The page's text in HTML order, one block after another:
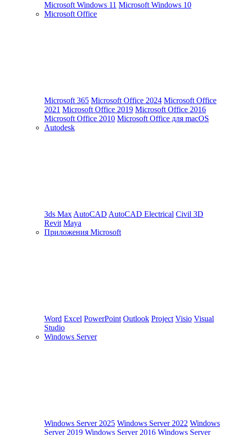
Microsoft Windows 11 Microsoft Windows 10
Microsoft Office
Microsoft 365 Microsoft Office 2024 Microsoft Office
2021 Microsoft Office 2019 Microsoft Office 2016
Microsoft Office 2010 Microsoft Office для macOS
Autodesk
3ds Max AutoCAD AutoCAD Electrical Civil 3D
Revit Maya
Приложения Microsoft
Word Excel PowerPoint Outlook Project Visio Visual
Studio
Windows Server
Windows Server 2025 Windows Server 2022 Windows
Server 2019 Windows Server 2016 Windows Server